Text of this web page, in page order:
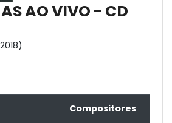
AO VIVO - CD
Compositores